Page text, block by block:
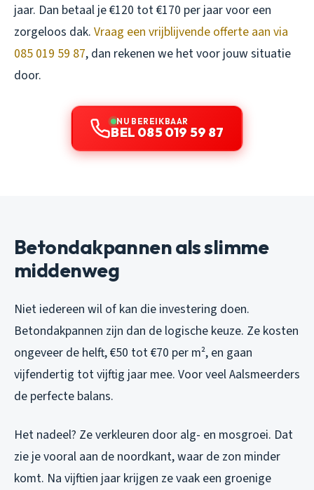
jaar. Dan betaal je €120 tot €170 per jaar voor een
zorgeloos dak. Vraag een vrijblijvende offerte aan via
085 019 59 87, dan rekenen we het voor jouw situatie
door.
NU BEREIKBAAR
BEL 085 019 59 87
Betondakpannen als slimme
middenweg
Niet iedereen wil of kan die investering doen.
Betondakpannen zijn dan de logische keuze. Ze kosten
ongeveer de helft, €50 tot €70 per m², en gaan
vijfendertig tot vijftig jaar mee. Voor veel Aalsmeerders
de perfecte balans.
Het nadeel? Ze verkleuren door alg- en mosgroei. Dat
zie je vooral aan de noordkant, waar de zon minder
komt. Na vijftien jaar krijgen ze vaak een groenige